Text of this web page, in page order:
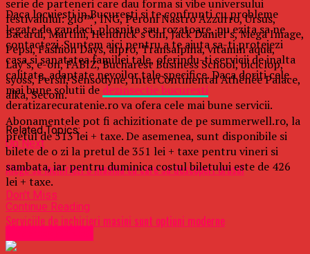
Daca locuiesti in Bucuresti si te confrunti cu probleme
legate de gandaci, plosnite sau rozatoare, nu ezita sa ne
contactezi. Suntem aici pentru a te ajuta sa-ti protejezi
casa si sanatatea familiei tale, oferindu-ti servicii de inalta
calitate, adaptate nevoilor tale specifice. Daca doriti cele
mai bune solutii de dezinsectie bucuresti
deratizarecuratenie.ro va ofera cele mai bune servicii.
Related Topics:
Up Next
Alege sa inchiriezi o masina cu care sa descoperi orasul
Don't Miss
Serviciile de inchirieri masini sunt optiuni moderne
serie de parteneri care dau forma si vibe universului
festivalului: glo™, ING, Peroni Nastro Azzurro, Ursus,
Bacardi, Martini, Hendrick’s Gin, Jack Daniel’s, Mega Image,
Pepsi, Fashion Days, alpro, Transalpina, vitamin aqua,
Lay’s, e-on, FABIZ, Bucharest Business School, biciclop,
syoss, Persil, Sensodyne, InterContinental Athénée Palace,
alka, Secom.
Abonamentele pot fi achizitionate de pe summerwell.ro, la
pretul de 513 lei + taxe. De asemenea, sunt disponibile si
bilete de o zi la pretul de 351 lei + taxe pentru vineri si
sambata, iar pentru duminica costul biletului este de 426
lei + taxe.
Continue Reading